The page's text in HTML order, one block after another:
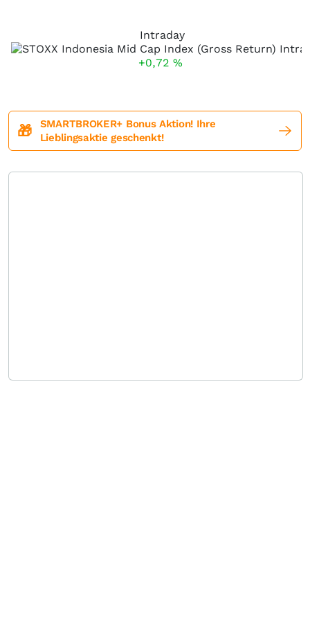
Intraday
+0,72 %
🎁
SMARTBROKER+ Bonus Aktion! Ihre
Lieblingsaktie geschenkt!